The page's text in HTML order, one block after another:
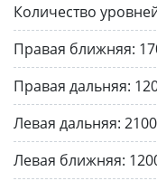
Количество
Правая ближняя:
Правая дальняя:
Левая дальняя:
Левая ближняя: